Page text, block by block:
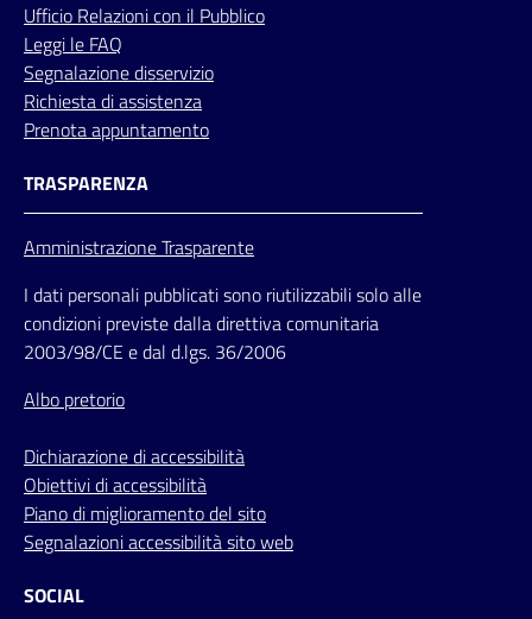
Ufficio Relazionicon il Pubblico
Leggi le FAQ
Segnalazione disservizio
Richiesta di assistenza
Prenota appuntamento
TRASPARENZA
Amministrazione Trasparente
I dati personali pubblicati sono riutilizzabili solo alle
condizioni previste dalla direttiva comunitaria
2003/98/CE e dal d.lgs. 36/2006
Albo pretorio
Dichiarazione di accessibilità
Obiettivi di accessibilità
Piano di miglioramento del sito
Segnalazioni accessibilità sito web
SOCIAL